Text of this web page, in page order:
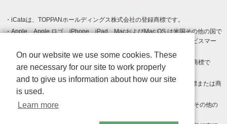
iCataは、TOPPANホールディングス株式会社の登録商標です。
Apple、Apple ロゴ、iPhone、iPad、MacおよびMac OS は米国その他の国で
登録された Apple Inc. の商標です。App Store は Apple Inc. のサービスマー
クです。
Android、Google Play および Google Play ロゴ は Google LLC の商標で
す。
Windows は Microsoft Inc.の米国およびその他の国における登録商標または商
標です。
Adobe、Adobe Reader、Adobe PDF は、Adobe Inc.の米国およびその他の
On our website we use some cookies. These
are necessary for our site to work properly
and to give us information about how our site
is used.
Learn more